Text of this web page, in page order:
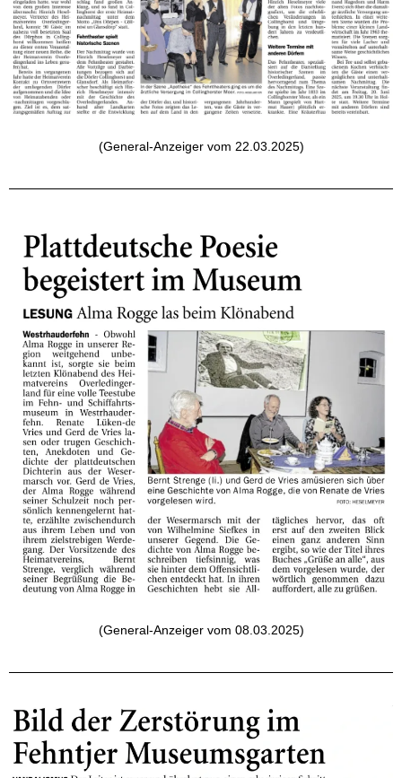
(General-Anzeiger vom 22.03.2025)
(General-Anzeiger vom 08.03.2025)